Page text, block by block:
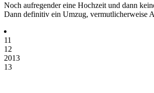
Noch aufregender eine Hochzeit und dann
Dann definitiv ein Umzug, vermutlicherweise
11
12
2013
13